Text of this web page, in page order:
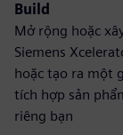
Build
Mở rộng hoặc
Siemens
hoặc tạo ra một
tích hợp sản
riêng bạn